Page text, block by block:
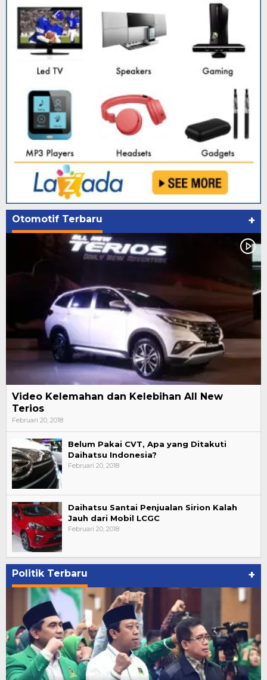
Otomotif Terbaru +
Video Kelemahan dan Kelebihan All New
Terios
Februari 20, 2018
Belum Pakai CVT, Apa yang Ditakuti
Daihatsu Indonesia?
Februari 20, 2018
Daihatsu Santai Penjualan Sirion Kalah
Jauh dari Mobil LCGC
Februari 20, 2018
Politik Terbaru +